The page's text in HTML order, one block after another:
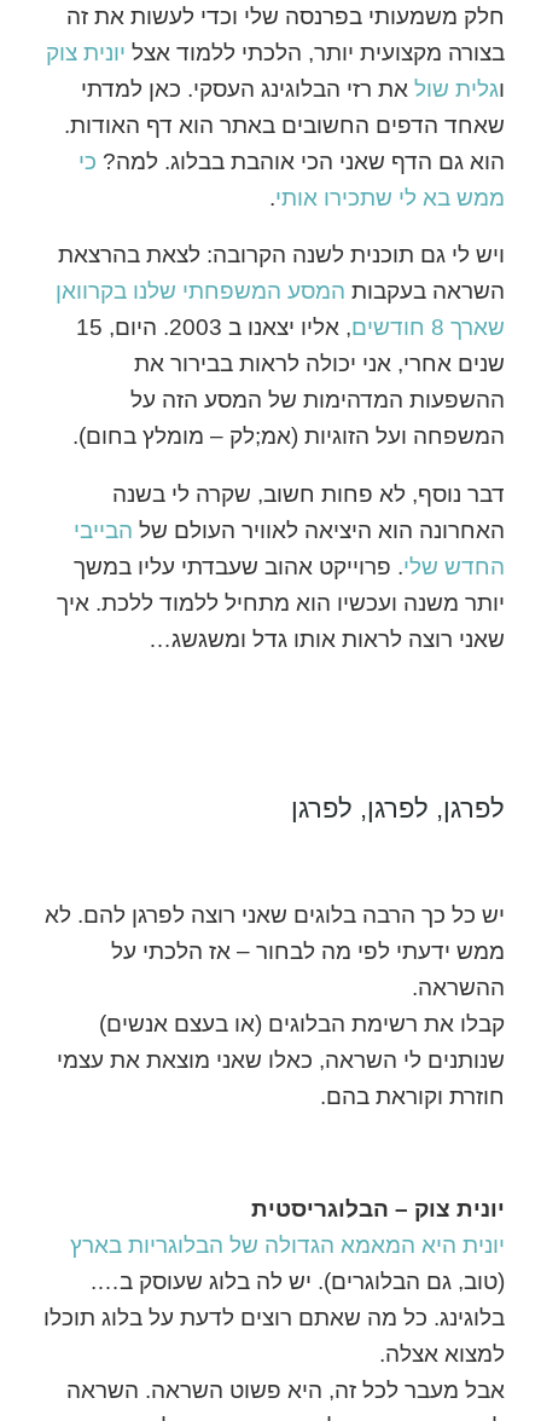
חלק משמעותי בפרנסה שלי וכדי לעשות את זה
בצורה מקצועית יותר, הלכתי ללמוד אצל יונית צוק
וגלית שול את רזי הבלוגינג העסקי. כאן למדתי
שאחד הדפים החשובים באתר הוא דף האודות.
הוא גם הדף שאני הכי אוהבת בבלוג. למה? כי
ממש בא לי שתכירו אותי.
ויש לי גם תוכנית לשנה הקרובה: לצאת בהרצאת
השראה בעקבות המסע המשפחתי שלנו בקרוואן
שארך 8 חודשים
, אליו יצאנו ב 2003. היום, 15
שנים אחרי, אני יכולה לראות בבירור את
ההשפעות המדהימות של המסע הזה על
המשפחה ועל הזוגיות (אמ;לק – מומלץ בחום).
דבר נוסף, לא פחות חשוב, שקרה לי בשנה
האחרונה הוא היציאה לאוויר העולם של הבייבי
החדש שלי. פרוייקט אהוב שעבדתי עליו במשך
יותר משנה ועכשיו הוא מתחיל ללמוד ללכת. איך
שאני רוצה לראות אותו גדל ומשגשג…
לפרגן, לפרגן, לפרגן
יש כל כך הרבה בלוגים שאני רוצה לפרגן להם. לא
ממש ידעתי לפי מה לבחור – אז הלכתי על
ההשראה.
קבלו את רשימת הבלוגים (או בעצם אנשים)
שנותנים לי השראה, כאלו שאני מוצאת את עצמי
חוזרת וקוראת בהם.
יונית צוק – הבלוגריסטית
יונית היא המאמא הגדולה של הבלוגריות בארץ
(טוב, גם הבלוגרים). יש לה בלוג שעוסק ב….
בלוגינג. כל מה שאתם רוצים לדעת על בלוג תוכלו
למצוא אצלה.
אבל מעבר לכל זה, היא פשוט השראה. השראה